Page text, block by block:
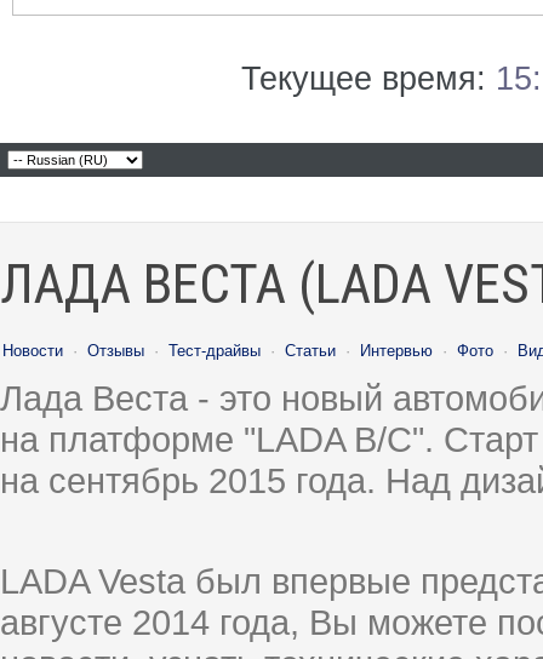
Текущее время:
ЛАДА ВЕСТА (LADA
Новости · Отзывы · Тест-драйвы · Статьи · Интервью · Фото ·
Лада Веста - это новый
на платформе "LADA B/C".
на сентябрь 2015 года. Над
LADA Vesta был впервые
августе 2014 года, Вы можете